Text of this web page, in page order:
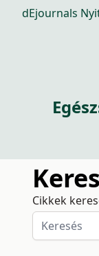
dEjournals
Cikkek